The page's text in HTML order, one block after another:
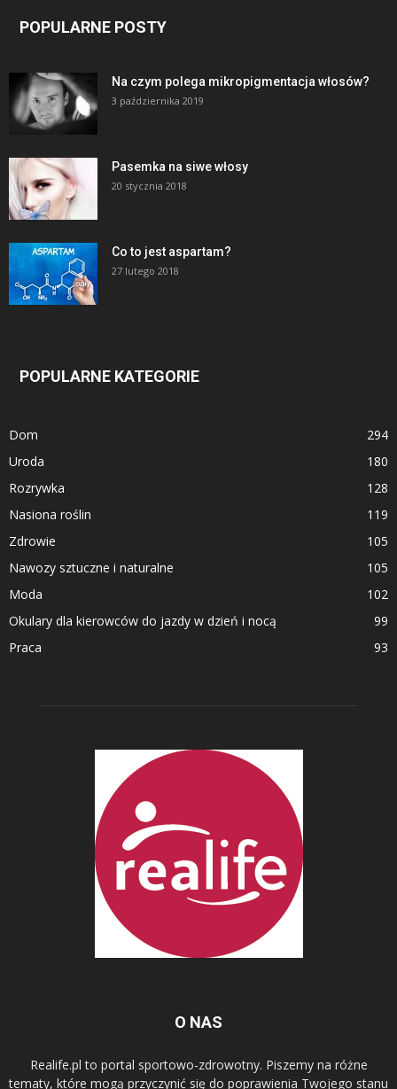
POPULARNE POSTY
Na czym polega mikropigmentacja włosów?
3 października 2019
Pasemka na siwe włosy
20 stycznia 2018
Co to jest aspartam?
27 lutego 2018
POPULARNE KATEGORIE
Dom
294
Uroda
180
Rozrywka
128
Nasiona roślin
119
Zdrowie
105
Nawozy sztuczne i naturalne
105
Moda
102
Okulary dla kierowców do jazdy w dzień i nocą
99
Praca
93
O NAS
Realife.pl to portal sportowo-zdrowotny. Piszemy na różne
tematy, które mogą przyczynić się do poprawienia Twojego stanu